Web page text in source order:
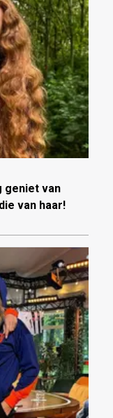
geniet van
van haar!